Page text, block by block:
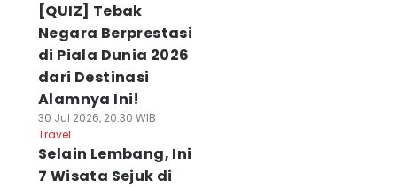
[QUIZ] Tebak
Negara Berprestasi
di Piala Dunia 2026
dari Destinasi
Alamnya Ini!
30 Jul 2026, 20:30 WIB
Travel
Selain Lembang, Ini
7 Wisata Sejuk di